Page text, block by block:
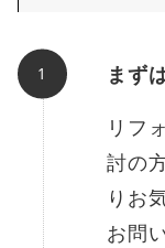
まず
リフ
討の
りお
お問